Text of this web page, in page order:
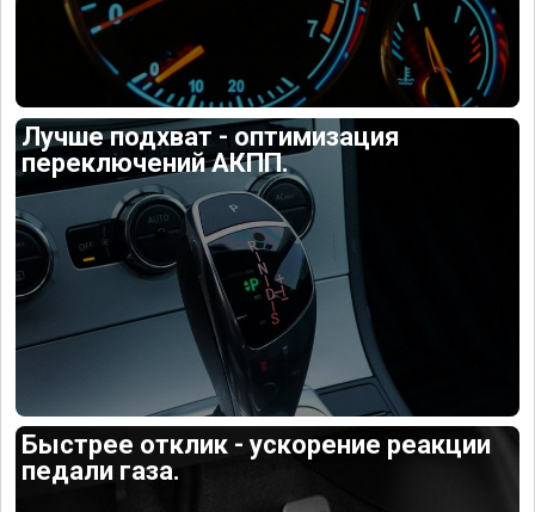
Лучше подхват - оптимизация
переключений АКПП.
Быстрее отклик - ускорение реакции
педали газа.